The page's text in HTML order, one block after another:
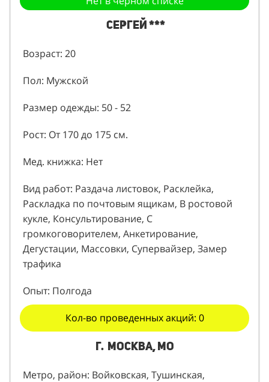
Сергей ***
Возраст: 20
Пол: Мужской
Размер одежды: 50 - 52
Рост: От 170 до 175 см.
Мед. книжка: Нет
Вид работ: Раздача листовок, Расклейка,
Раскладка по почтовым ящикам, В ростовой
кукле, Консультирование, С
громкоговорителем, Анкетирование,
Дегустации, Массовки, Супервайзер, Замер
трафика
Опыт: Полгода
Кол-во проведенных акций: 0
г. Москва, МО
Метро, район: Войковская, Тушинская,